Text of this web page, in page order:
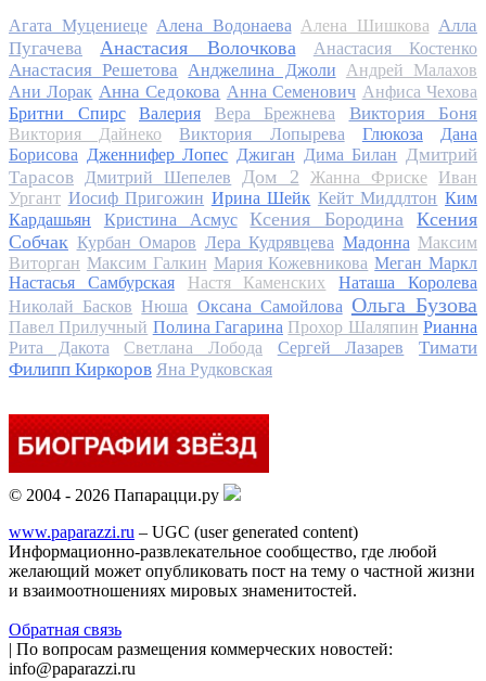
Агата Муцениеце Алена Водонаева Алена Шишкова Алла
Пугачева
Анастасия Волочкова Анастасия Костенко
Анастасия Решетова Анджелина Джоли
Андрей Малахов
Ани Лорак Анна Седокова Анна Семенович Анфиса Чехова
Бритни Спирс
Валерия Вера Брежнева Виктория Боня
Виктория Дайнеко Виктория Лопырева Глюкоза
Дана
Борисова Дженнифер Лопес Джиган Дима Билан Дмитрий
Тарасов
Дмитрий Шепелев Дом 2 Жанна Фриске
Иван
Ургант Иосиф Пригожин Ирина Шейк Кейт Миддлтон Ким
Кардашьян
Кристина Асмус Ксения Бородина
Ксения
Собчак Курбан Омаров Лера Кудрявцева Мадонна Максим
Виторган Максим Галкин Мария Кожевникова Меган Маркл
Настасья Самбурская
Настя Каменских
Наташа Королева
Николай Басков Нюша Оксана Самойлова Ольга Бузова
Павел Прилучный Полина Гагарина Прохор Шаляпин Рианна
Рита Дакота
Светлана Лобода Сергей Лазарев
Тимати
Филипп Киркоров Яна Рудковская
© 2004 - 2026 Папарацци.ру
www.paparazzi.ru – UGC (user generated content)
Информационно-развлекательное сообщество, где любой
желающий может опубликовать пост на тему о частной жизни
и взаимоотношениях мировых знаменитостей.
Обратная связь
| По вопросам размещения коммерческих новостей:
info@paparazzi.ru